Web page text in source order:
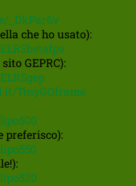
_DkPar6v
che ho usato):
GEPRC):
TinyGOframe
preferisco):